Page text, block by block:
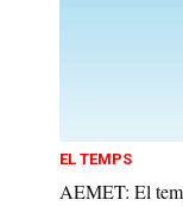
EL TEMPS
AEMET: El